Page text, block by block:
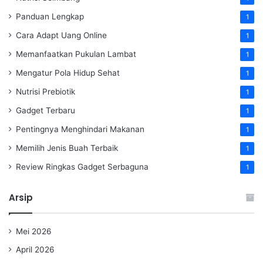
Panduan Lengkap 1
Cara Adapt Uang Online 1
Memanfaatkan Pukulan Lambat 1
Mengatur Pola Hidup Sehat 1
Nutrisi Prebiotik 1
Gadget Terbaru 1
Pentingnya Menghindari Makanan 1
Memilih Jenis Buah Terbaik 1
Review Ringkas Gadget Serbaguna 1
Arsip
Mei 2026
April 2026